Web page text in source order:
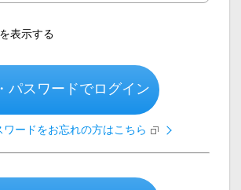
表示する
パスワードでログイン
ワードをお忘れの方はこちら